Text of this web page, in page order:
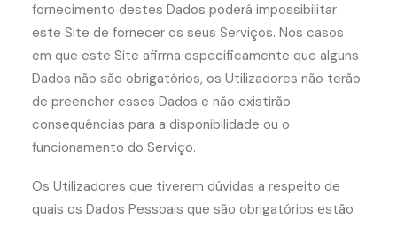
fornecimento destes Dados poderá impossibilitar
este Site de fornecer os seus Serviços. Nos casos
em que este Site afirma especificamente que alguns
Dados não são obrigatórios, os Utilizadores não terão
de preencher esses Dados e não existirão
consequências para a disponibilidade ou o
funcionamento do Serviço.
Os Utilizadores que tiverem dúvidas a respeito de
quais os Dados Pessoais que são obrigatórios estão